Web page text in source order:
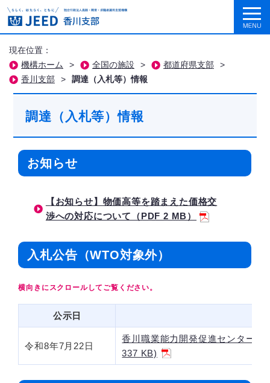
現在位置：
機構ホーム
> 全国の施設 > 都道府県支部
>
香川支部
> 調達（入札等）情報
調達（入札等）情報
お知らせ
【お知らせ】物価高等を踏まえた価格交
渉への対応について（PDF 2 MB）
入札公告（WTO対象外）
公示日
令和8年7月22日
香川職業能力開発促進センター
337 KB)